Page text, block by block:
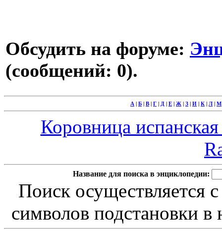
Обсудить на форуме:
(сообщений: 0).
А | Б | В | Г | Д | Е | Ж | З | И | К | Л | М
Коровница
Название для поиска в энциклопедии:
Поиск осуществляется
символов подстановки в